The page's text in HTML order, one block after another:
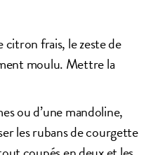
citron frais, le zeste de
moulu. Mettre la
ou d’une mandoline,
les rubans de courgette